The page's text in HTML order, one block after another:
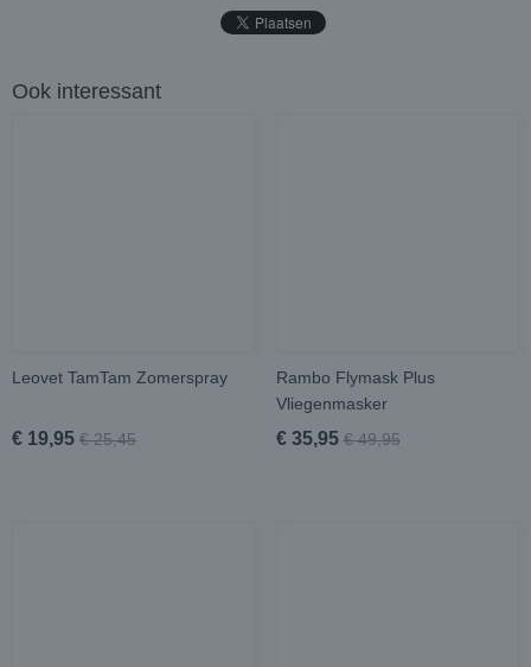
Ook interessant
Leovet TamTam Zomerspray
€ 19,95 € 25,45
Rambo Flymask Plus
Vliegenmasker
€ 35,95 € 49,95